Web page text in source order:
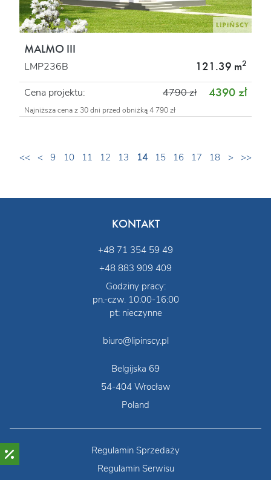
MALMO III
LMP236B 121.39 m2
Cena projektu: 4390 zł
4790 zł
Najniższa cena z 30 dni przed obniżką 4 790 zł
<< < 9 10 11 12 13 14 15 16 17 18 > >>
KONTAKT
+48 71 354 59 49
+48 883 909 409
Godziny pracy:
pn.-czw. 10:00-16:00
pt: nieczynne
biuro@lipinscy.pl
Belgijska 69
54-404 Wrocław
Poland
Regulamin Sprzedaży
Regulamin Serwisu